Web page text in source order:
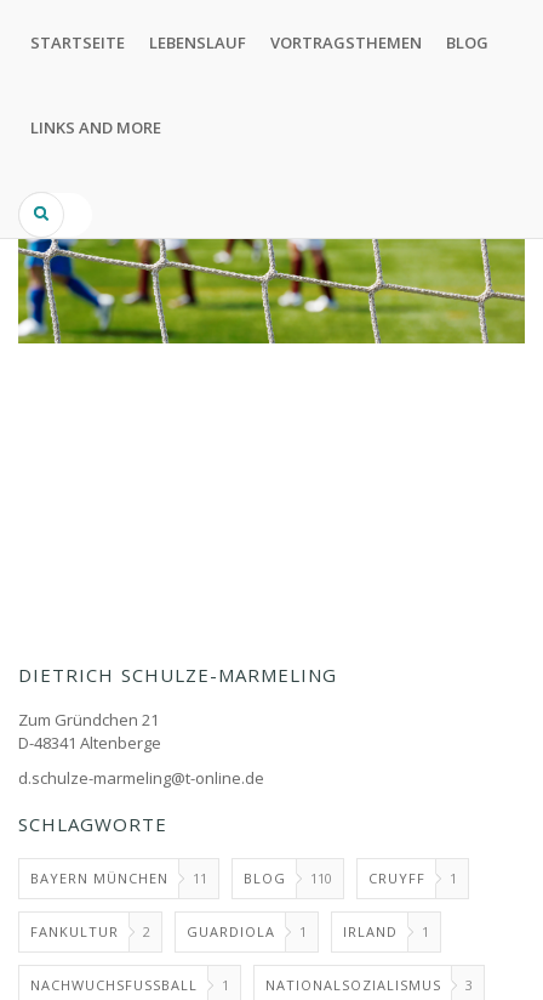
Hauptnavigation
STARTSEITE LEBENSLAUF VORTRAGSTHEMEN BLOG
LINKS AND MORE
Search
DIETRICH SCHULZE-MARMELING
Zum Gründchen 21
D-48341 Altenberge
d.schulze-marmeling@t-online.de
SCHLAGWORTE
BAYERN MÜNCHEN 11 BLOG 110 CRUYFF 1
FANKULTUR 2 GUARDIOLA 1 IRLAND 1
NACHWUCHSFUSSBALL 1 NATIONALSOZIALISMUS 3